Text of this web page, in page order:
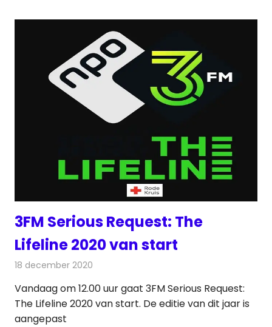
3FM Serious Request: The
Lifeline 2020 van start
18 december 2020
Vandaag om 12.00 uur gaat 3FM Serious Request:
The Lifeline 2020 van start. De editie van dit jaar is
aangepast